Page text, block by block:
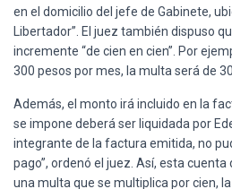
en el domicilio del jefe de Gabinete,
Libertador”. El juez también dispuso
incremente “de cien en cien”. Por
300 pesos por mes, la multa será de
Además, el monto irá incluido en la
se impone deberá ser liquidada por
integrante de la factura emitida, no
pago”, ordenó el juez. Así, esta cuenta
una multa que se multiplica por cien,